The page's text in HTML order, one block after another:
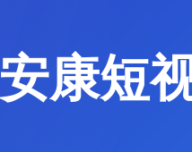
安康短